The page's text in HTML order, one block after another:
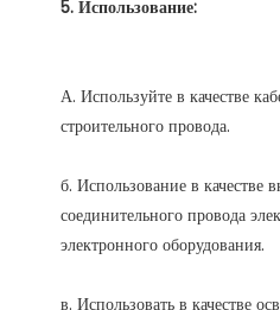
А. Используйте в качестве
б. Использование в качестве
соединительного провода